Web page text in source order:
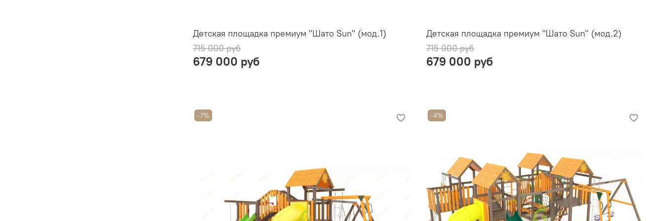
Детская площадка премиум "Шато Sun" (мод.1)
715 000 руб
679 000 руб
Детская площадка премиум "Шато Sun" (мод.2)
715 000 руб
679 000 руб
-7% -4%